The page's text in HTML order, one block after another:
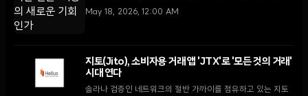
점하려는 리테일 투자자들을 중심으로 'Pre-IPO 무기한 선물'
May 18, 2026, 12:00 AM
지토(Jito), 소비자용 거래 앱 'JTX'로 '모든 것의 거래'
시대 연다
솔라나 검증인 네트워크의 절반 가까이를 점유하고 있는 지토